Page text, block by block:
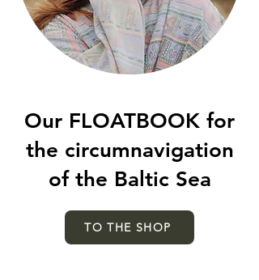
Our FLOATBOOK for
the circumnavigation
of the Baltic Sea
TO THE SHOP